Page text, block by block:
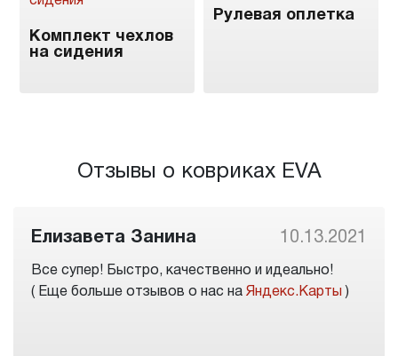
Комплект чехлов
на сидения
Рулевая оплетка
Отзывы о ковриках EVA
Елизавета Занина 10.13.2021
Все супер! Быстро, качественно и идеально!
( Еще больше отзывов о нас на Яндекс.Карты )